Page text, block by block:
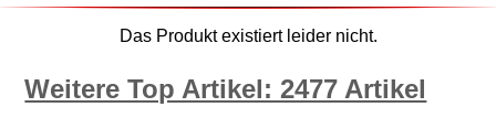
Das Produkt existiert leider nicht.
Weitere Top Artikel: 2477 Artikel